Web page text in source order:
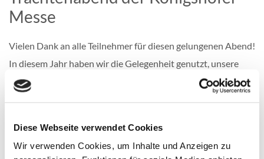
Diese Webseite verwendet Cookies
Wir verwenden Cookies, um Inhalte und Anzeigen zu
Messe
Vielen Dank an alle Teilnehmer für diesen gelungenen Abend!
In diesem Jahr haben wir die Gelegenheit genutzt, unsere
Teamdynamik zu stärken und gemeinsam einen Abend voller
Tradition, Kultur und Geselligkeit zu erleben. Der
abseits des Arbeitsalltags besser kennenzulernen.
Trachten, traditioneller Musik und köstlichen bayerischen